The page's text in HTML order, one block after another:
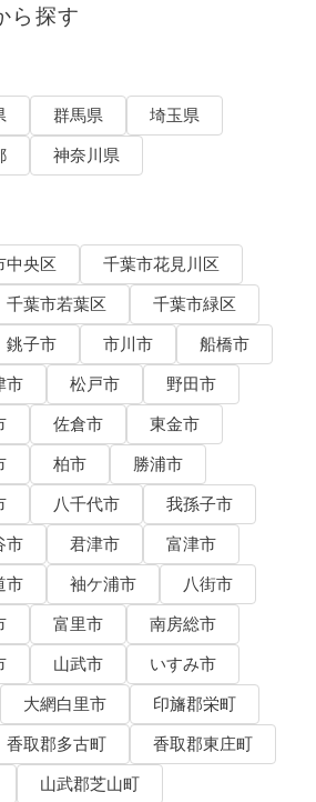
ら探す
群馬県
埼玉県
神奈川県
中央区
千葉市花見川区
千葉市若葉区
千葉市緑区
銚子市 市川市
船橋市
市 松戸市
野田市
佐倉市
東金市
柏市
勝浦市
八千代市
我孫子市
市 君津市
富津市
市 袖ケ浦市
八街市
富里市
南房総市
山武市
いすみ市
大網白里市
印旛郡栄町
香取郡多古町
香取郡東庄町
山武郡芝山町